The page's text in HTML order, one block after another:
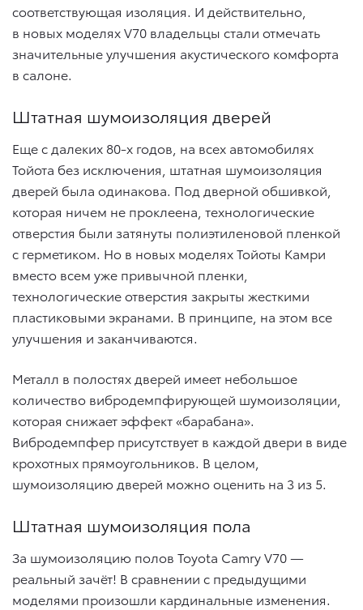
соответствующая изоляция. И действительно,
в новых моделях V70 владельцы стали отмечать
значительные улучшения акустического комфорта
в салоне.
Штатная шумоизоляция дверей
Еще с далеких 80-х годов, на всех автомобилях
Тойота без исключения, штатная шумоизоляция
дверей была одинакова. Под дверной обшивкой,
которая ничем не проклеена, технологические
отверстия были затянуты полиэтиленовой пленкой
с герметиком. Но в новых моделях Тойоты Камри
вместо всем уже привычной пленки,
технологические отверстия закрыты жесткими
пластиковыми экранами. В принципе, на этом все
улучшения и заканчиваются.
Металл в полостях дверей имеет небольшое
количество вибродемпфирующей шумоизоляции,
которая снижает эффект «барабана».
Вибродемпфер присутствует в каждой двери в виде
крохотных прямоугольников. В целом,
шумоизоляцию дверей можно оценить на 3 из 5.
Штатная шумоизоляция пола
За шумоизоляцию полов Toyota Camry V70 —
реальный зачёт! В сравнении с предыдущими
моделями произошли кардинальные изменения.